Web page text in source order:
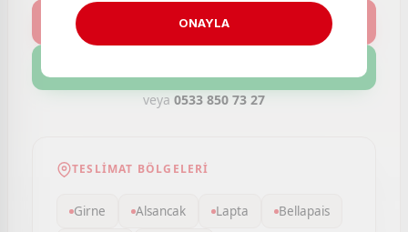
Kategoriler
veya 0533 850 73 27
TESLIMAT BÖLGELERI
Girne Alsancak Lapta Bellapais
ONAYLA